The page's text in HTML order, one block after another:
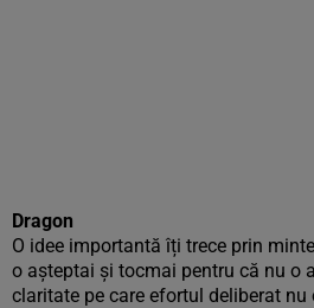
Dragon
O idee importantă îți trece prin
o așteptai și tocmai pentru că nu o
claritate pe care efortul deliberat